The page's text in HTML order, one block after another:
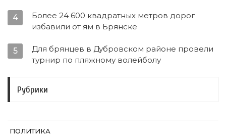
4
Более 24 600 квадратных метров дорог
избавили от ям в Брянске
5
Для брянцев в Дубровском районе провели
турнир по пляжному волейболу
Рубрики
ПОЛИТИКА